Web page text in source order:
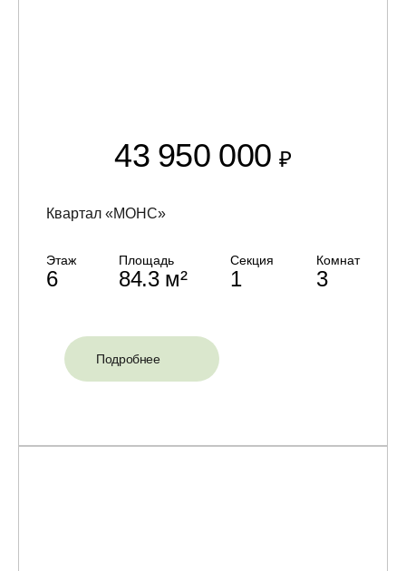
43 950 000₽
Квартал «МОНС»
Этаж
6
Площадь
84.3 м²
Секция
1
Комнат
3
Подробнее